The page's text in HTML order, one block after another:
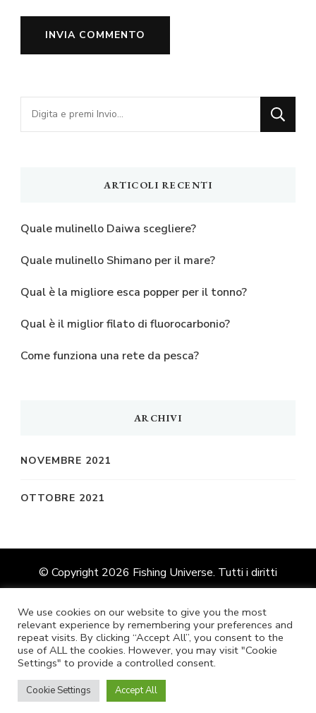
Cerchi
qualcosa?
ARTICOLI RECENTI
Quale mulinello Daiwa scegliere?
Quale mulinello Shimano per il mare?
Qual è la migliore esca popper per il tonno?
Qual è il miglior filato di fluorocarbonio?
Come funziona una rete da pesca?
ARCHIVI
NOVEMBRE 2021
OTTOBRE 2021
© Copyright 2026 Fishing Universe. Tutti i diritti
riservati.Vilva | Sviluppato daBlossom Themes.
Powered byWordPress.
We use cookies on our website to give you the most
relevant experience by remembering your preferences and
repeat visits. By clicking “Accept All”, you consent to the
use of ALL the cookies. However, you may visit "Cookie
Settings" to provide a controlled consent.
Cookie Settings Accept All
Inglese Francese
Italiano